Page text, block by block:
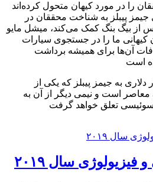
را در مورد کیهان متحول کرده‌اند
پیبلز به شناخت محققان در
از بیگ بنگ کمک می‌کند، میشل مایو
کیهانی ما را در جستجوی سیارات
آن‌ها برای همیشه برداشت
است
جایزه نقدی ۹۱۸ هزار دلاری به جیمز پیبلز که یکی از
معاصر است و نیمی دیگر از آن به
تعلق خواهد گرفت
سال ۲۰۱۹